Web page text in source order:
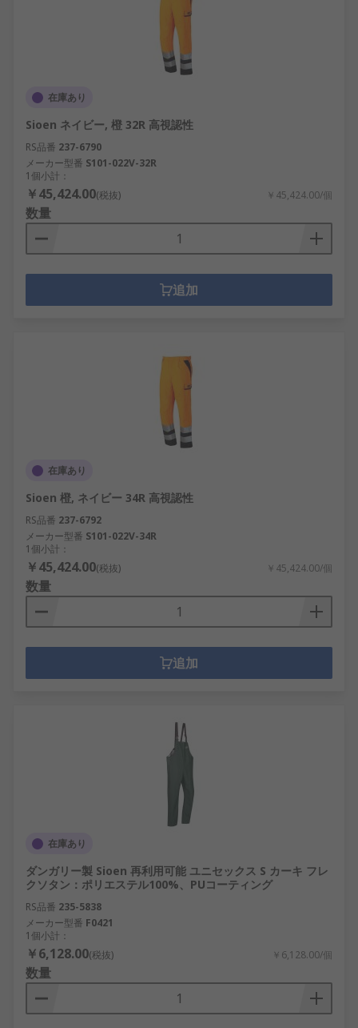
在庫あり
Sioen ネイビー, 橙 32R 高視認性
RS品番 237-6790
メーカー型番 S101-022V-32R
1個小計：
￥45,424.00(税抜) ￥45,424.00/個
数量
追加
在庫あり
Sioen 橙, ネイビー 34R 高視認性
RS品番 237-6792
メーカー型番 S101-022V-34R
1個小計：
￥45,424.00(税抜) ￥45,424.00/個
数量
追加
在庫あり
ダンガリー製 Sioen 再利用可能 ユニセックス S カーキ フレ
クソタン：ポリエステル100%、PUコーティング
RS品番 235-5838
メーカー型番 F0421
1個小計：
￥6,128.00(税抜) ￥6,128.00/個
数量